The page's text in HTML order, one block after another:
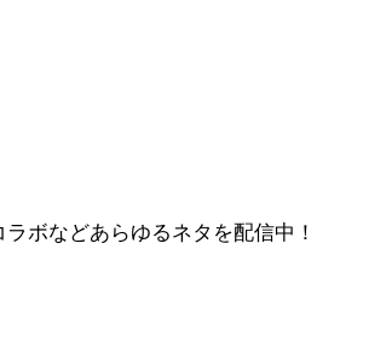
ボなどあらゆるネタを配信中！